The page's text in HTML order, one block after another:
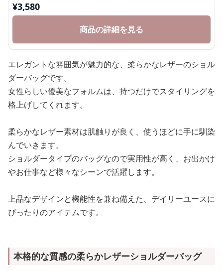
¥3,580
商品の詳細を見る
エレガントな雰囲気が魅力的な、柔らかなレザーのショル
ダーバッグです。
女性らしい優美なフォルムは、持つだけでスタイリングを
格上げしてくれます。
柔らかなレザー素材は肌触りが良く、使うほどに手に馴染
んでいきます。
ショルダータイプのバッグなので実用性が高く、お出かけ
やお仕事など様々なシーンで活躍します。
上品なデザインと機能性を兼ね備えた、デイリーユースに
ぴったりのアイテムです。
本格的な質感の柔らかレザーショルダーバッグ